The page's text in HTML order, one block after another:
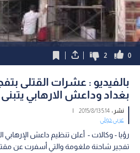
0
2
بالفيديو : عشرات القتلى
بغداد وداعش الارهابي يتبنى
نشر :5:14 2015/8/13
|
عربي دولي
رؤيا - وكالات - أعلن تنظيم داعش